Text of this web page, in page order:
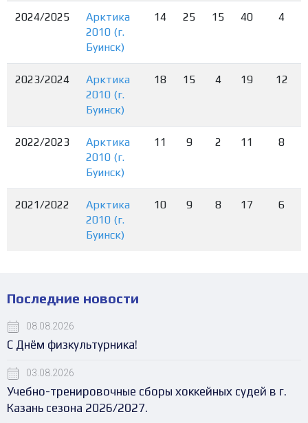
2024/2025
Арктика
2010 (г.
Буинск)
14 25 15 40 4
2023/2024
Арктика
2010 (г.
Буинск)
18 15 4 19 12
2022/2023
Арктика
2010 (г.
Буинск)
11 9 2 11 8
2021/2022
Арктика
2010 (г.
Буинск)
10 9 8 17 6
Последние новости
08.08.2026
С Днём физкультурника!
03.08.2026
Учебно-тренировочные сборы хоккейных судей в г.
Казань сезона 2026/2027.